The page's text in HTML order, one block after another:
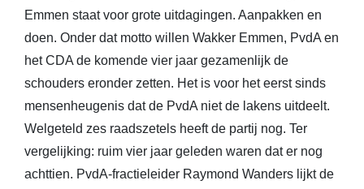
Emmen staat voor grote uitdagingen. Aanpakken en
doen. Onder dat motto willen Wakker Emmen, PvdA en
het CDA de komende vier jaar gezamenlijk de
schouders eronder zetten. Het is voor het eerst sinds
mensenheugenis dat de PvdA niet de lakens uitdeelt.
Welgeteld zes raadszetels heeft de partij nog. Ter
vergelijking: ruim vier jaar geleden waren dat er nog
achttien. PvdA-fractieleider Raymond Wanders lijkt de